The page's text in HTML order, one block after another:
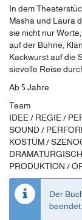
In dem
Masha und Laura
sie nicht nur
auf der Bühne,
Kackwurst auf die
sievolle Reise
Ab 5 Jahre
Team
IDEE / REGIE /
SOUND /
KOSTÜM /
PRODUKTION /
Der
beendet.